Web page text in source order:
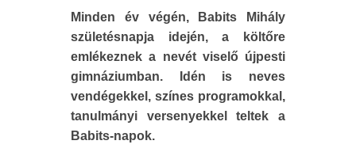
Minden év végén, Babits Mihály
születésnapja idején, a költőre
emlékeznek a nevét viselő újpesti
gimnáziumban. Idén is neves
vendégekkel, színes programokkal,
tanulmányi versenyekkel teltek a
Babits-napok.